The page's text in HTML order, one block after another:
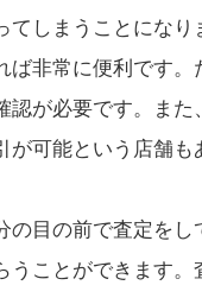
しまうことになり
非常に便利です。
が必要です。また
可能という店舗も
目の前で査定をし
うことができます